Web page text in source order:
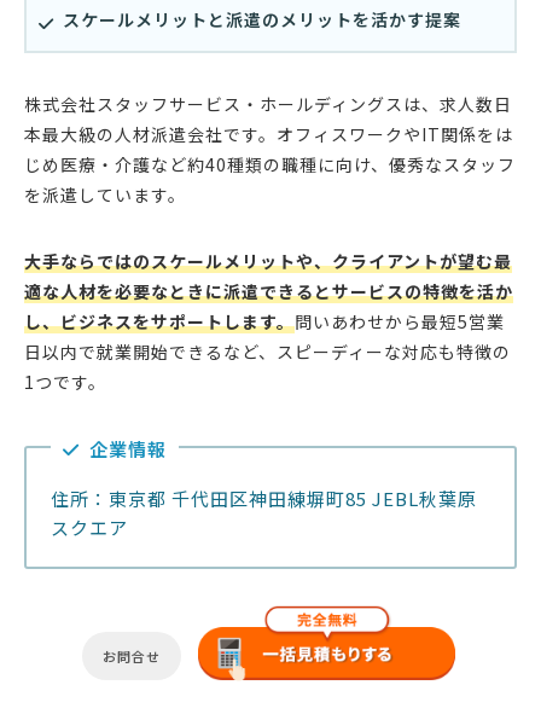
スケールメリットと派遣のメリットを活かす提案
株式会社スタッフサービス・ホールディングスは、求人数日
本最大級の人材派遣会社です。オフィスワークやIT関係をは
じめ医療・介護など約40種類の職種に向け、優秀なスタッフ
を派遣しています。
大手ならではのスケールメリットや、クライアントが望む最
適な人材を必要なときに派遣できるとサービスの特徴を活か
し、ビジネスをサポートします。問いあわせから最短5営業
日以内で就業開始できるなど、スピーディーな対応も特徴の
1つです。
企業情報
住所：東京都 千代田区神田練塀町85 JEBL秋葉原
スクエア
お問合せ